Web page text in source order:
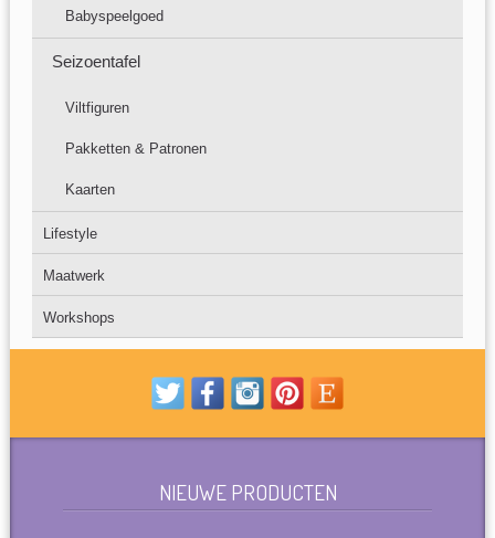
Babyspeelgoed
Seizoentafel
Viltfiguren
Pakketten & Patronen
Kaarten
Lifestyle
Maatwerk
Workshops
NIEUWE PRODUCTEN